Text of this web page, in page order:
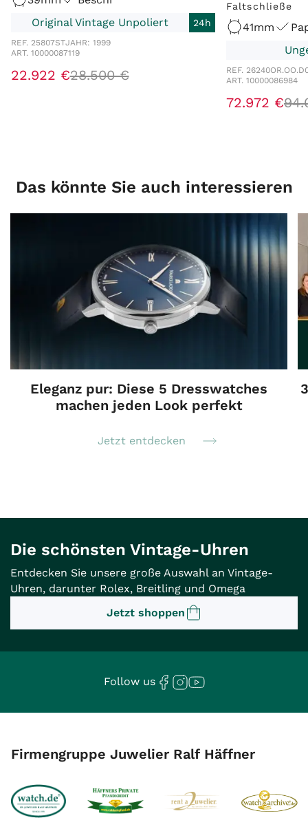
Original Vintage Unpoliert
24h
REF. 25807STJAHR: 1999
ART. 10000087119
22.922 €28.500 €
Faltschließe
41mm
REF.
ART. 10000086984
72.972 €
Das könnte Sie auch interessieren
Eleganz pur: Diese 5 Dresswatches
machen jeden Look perfekt
Jetzt entdecken
Die schönsten Vintage-Uhren
Entdecken Sie unsere große Auswahl an Vintage-
Uhren, darunter Rolex, Breitling und Omega
Jetzt shoppen
Follow us
Firmengruppe Juwelier Ralf Häffner